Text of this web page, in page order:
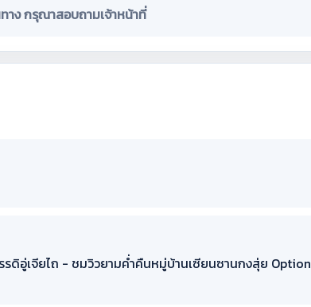
าง กรุณาสอบถามเจ้าหน้าที่
ดิอู่เจียไถ - ชมวิวยามค่ำคืนหมู่บ้านเซียนซานกงสุ่ย Option